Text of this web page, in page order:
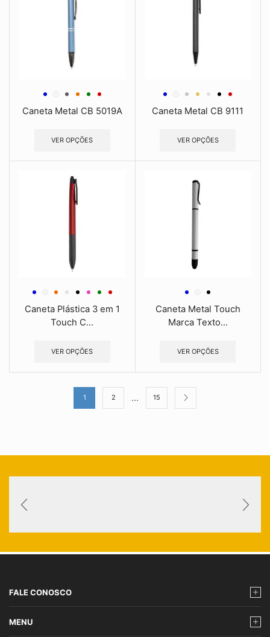
Caneta Metal CB 5019A
VER OPÇÕES
Caneta Metal CB 9111
VER OPÇÕES
Caneta Plástica 3 em 1
Touch C...
VER OPÇÕES
Caneta Metal Touch
Marca Texto...
VER OPÇÕES
1 2 … 15
FALE CONOSCO
MENU